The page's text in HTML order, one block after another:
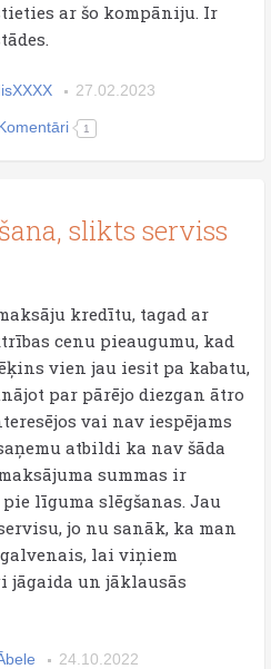
ar šo kompāniju. Ir
27.02.2023
1
slikts serviss
kredītu, tagad ar
cenu pieaugumu, kad
vien jau iesit pa kabatu,
par pārējo diezgan ātro
vai nav iespējams
atbildi ka nav šāda
summas ir
līguma slēgšanas. Jau
jo nu sanāk, ka man
lai viņiem
jāgaida un jāklausās
24.10.2022